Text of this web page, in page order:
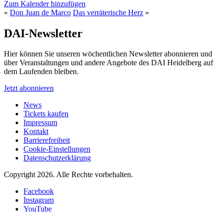
Zum Kalender hinzufügen
« Don Juan de Marco Das verräterische Herz »
DAI-Newsletter
Hier können Sie unseren wöchentlichen Newsletter abonnieren und
über Veranstaltungen und andere Angebote des DAI Heidelberg auf
dem Laufenden bleiben.
Jetzt abonnieren
News
Tickets kaufen
Impressum
Kontakt
Barrierefreiheit
Cookie-Einstellungen
Datenschutzerklärung
Copyright 2026. Alle Rechte vorbehalten.
Facebook
Instagram
YouTube